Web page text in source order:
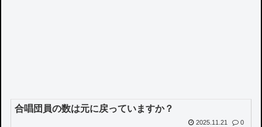
合唱団員の数は元に戻っていますか？
2025.11.21
0